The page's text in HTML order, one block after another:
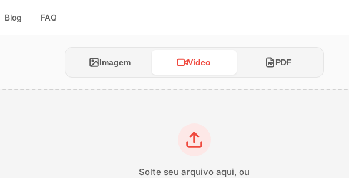
Blog FAQ
Imagem Vídeo PDF
Solte seu arquivo aqui, ou